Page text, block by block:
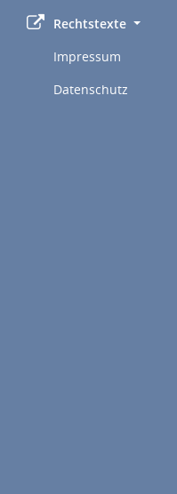
Rechtstexte
Impressum
Datenschutz